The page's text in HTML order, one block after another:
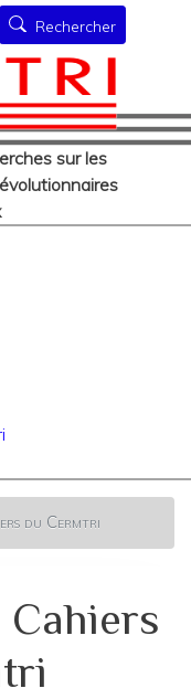
de
sur les
Rechercher
du Cermtri
Cahiers